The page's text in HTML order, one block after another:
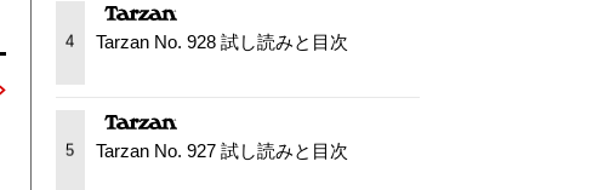
4 Tarzan No. 928 試し読みと目次
5 Tarzan No. 927 試し読みと目次